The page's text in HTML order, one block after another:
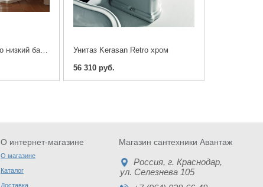
Унитаз Kerasan Retro хром
56 310 руб.
О интернет-магазине
О магазине
Каталог
Доставка
Магазин сантехники Авантаж
Россия, г.Краснодар,
ул. Селезнева 105